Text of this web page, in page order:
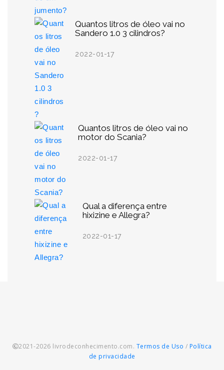
Quantos litros de óleo vai no
Sandero 1.0 3 cilindros?
2022-01-17
Quantos litros de óleo vai no
motor do Scania?
2022-01-17
Qual a diferença entre
hixizine e Allegra?
2022-01-17
2021-2026 livrodeconhecimento.com. Termos de Uso / Política
de privacidade